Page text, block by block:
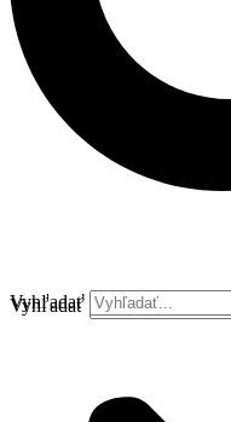
Vyhľadať
Vyhľadať